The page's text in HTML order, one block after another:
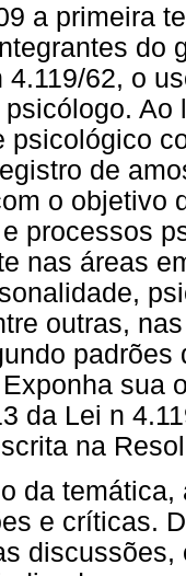
a primeira
do
4.119/62, o
Ao
psicológico
de
o objetivo
processos
nas áreas
outras,
sua
da Lei n
na
da
e críticas.